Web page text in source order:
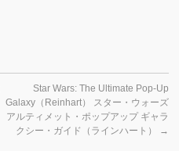
Star Wars: The Ultimate Pop-Up
Galaxy（Reinhart） スター・ウォーズ
アルティメット・ポップアップ ギャラ
クシー・ガイド（ラインハート）
→